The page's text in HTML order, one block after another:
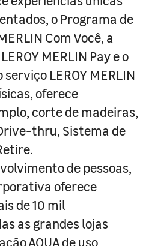
o Programa de
Com Você, a
MERLIN Pay e o
serviço LEROY MERLIN
oferece
corte de madeiras,
thru, Sistema de
de pessoas,
oferece
de 10 mil
as grandes lojas
AQUA de uso